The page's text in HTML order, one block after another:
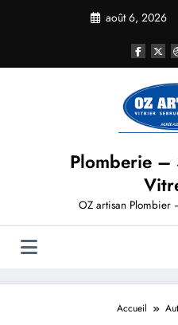
août 6, 2026
Plomberie
OZ artisan
Accueil